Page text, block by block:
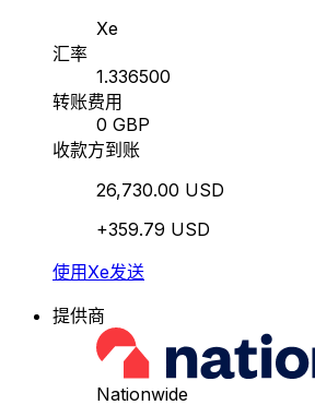
Xe
汇率
1.336500
转账费用
0 GBP
收款方到账
26,730.00 USD
+359.79 USD
使用Xe发送
提供商
Nationwide